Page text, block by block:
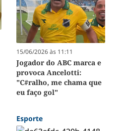
15/06/2026 às 11:11
Jogador do ABC marca e
provoca Ancelotti:
"C#ralho, me chama que
eu faço gol"
Esporte